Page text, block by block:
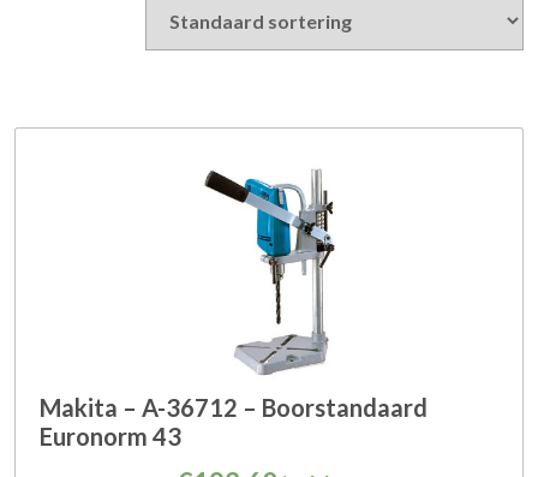
Makita – A-36712 – Boorstandaard
Euronorm 43